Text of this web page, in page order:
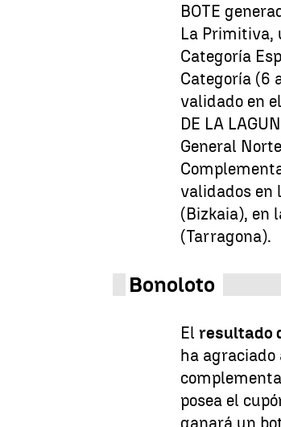
BOTE
La Primitiva,
Categoría
Categoría (6
validado en
DE LA
General
validados en
(Bizkaia), en
(Tarragona).
Bonoloto
Elresultado
ha
posea el
ganará un